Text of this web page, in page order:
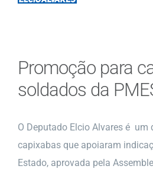
Promoção para
soldados da
O Deputado Elcio Alvares é um
capixabas que apoiaram
Estado, aprovada pela